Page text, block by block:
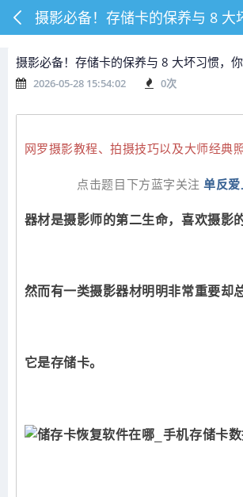
摄影必备！存储卡的保养与 8 大坏习惯，你
2026-05-28 15:54:02 0次
网罗摄影教程、拍摄技巧以及大师经典
点击题目下方蓝字关注
器材是摄影师的第二生命，喜欢摄影
然而有一类摄影器材明明非常重要却
它是存储卡。